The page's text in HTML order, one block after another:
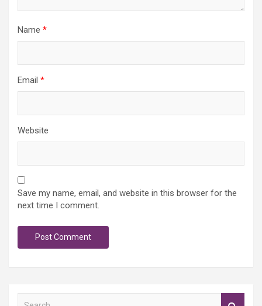
Name *
Email *
Website
Save my name, email, and website in this browser for the
next time I comment.